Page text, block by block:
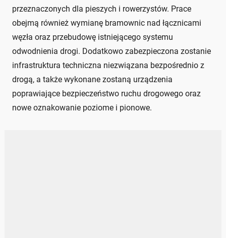
przeznaczonych dla pieszych i rowerzystów. Prace
obejmą również wymianę bramownic nad łącznicami
węzła oraz przebudowę istniejącego systemu
odwodnienia drogi. Dodatkowo zabezpieczona zostanie
infrastruktura techniczna niezwiązana bezpośrednio z
drogą, a także wykonane zostaną urządzenia
poprawiające bezpieczeństwo ruchu drogowego oraz
nowe oznakowanie poziome i pionowe.